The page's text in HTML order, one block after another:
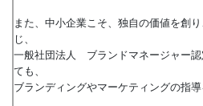
また、中小企業こそ、独自の価値を創
じ、
一般社団法人 ブランドマネージャー
ても、
ブランディングやマーケティングの指導